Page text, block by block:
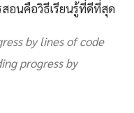
อนคือวิธีเรียนรู้ที่ดีที่สุด
by lines of code
progress by